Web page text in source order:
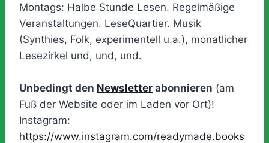
Montags: Halbe Stunde Lesen. Regelmäßige
Veranstaltungen. LeseQuartier. Musik
(Synthies, Folk, experimentell u.a.), monatlicher
Lesezirkel und, und, und.
Unbedingt den Newsletter abonnieren (am
Fuß der Website oder im Laden vor Ort)!
Instagram:
https://www.instagram.com/readymade.books